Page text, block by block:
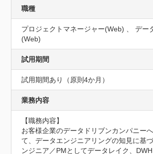
職種
プロジェクトマネージャー(Web) 、 デー
(Web)
試用期間
試用期間あり（原則4か月）
業務内容
【職務内容】
お客様企業のデータドリブンカンパニー
て、データエンジニアリングの知見に基
ンジニア／PMとしてデータレイク、